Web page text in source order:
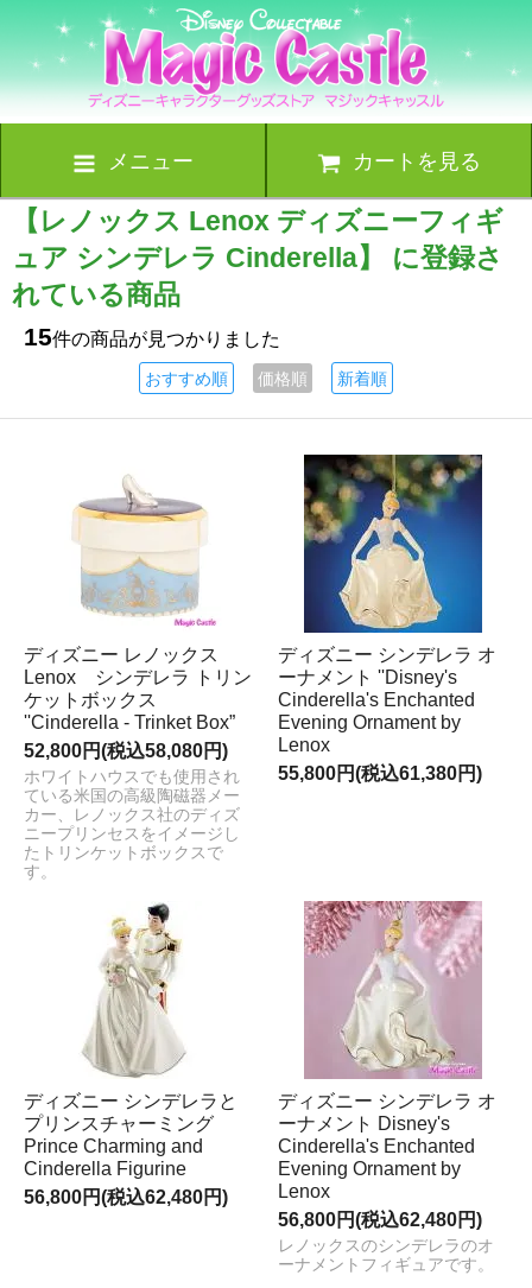
メニュー カートを見る
【レノックス Lenox ディズニーフィギ
ュア シンデレラ Cinderella】 に登録さ
れている商品
15件の商品が見つかりました
おすすめ順 価格順 新着順
ディズニー レノックス
Lenox シンデレラ トリン
ケットボックス
''Cinderella - Trinket Box”
52,800円(税込58,080円)
ホワイトハウスでも使用され
ている米国の高級陶磁器メー
カー、レノックス社のディズ
ニープリンセスをイメージし
たトリンケットボックスで
す。
ディズニー シンデレラ オ
ーナメント ''Disney's
Cinderella's Enchanted
Evening Ornament by
Lenox
55,800円(税込61,380円)
ディズニー シンデレラと
プリンスチャーミング
Prince Charming and
Cinderella Figurine
56,800円(税込62,480円)
ディズニー シンデレラ オ
ーナメント Disney's
Cinderella's Enchanted
Evening Ornament by
Lenox
56,800円(税込62,480円)
レノックスのシンデレラのオ
ーナメントフィギュアです。